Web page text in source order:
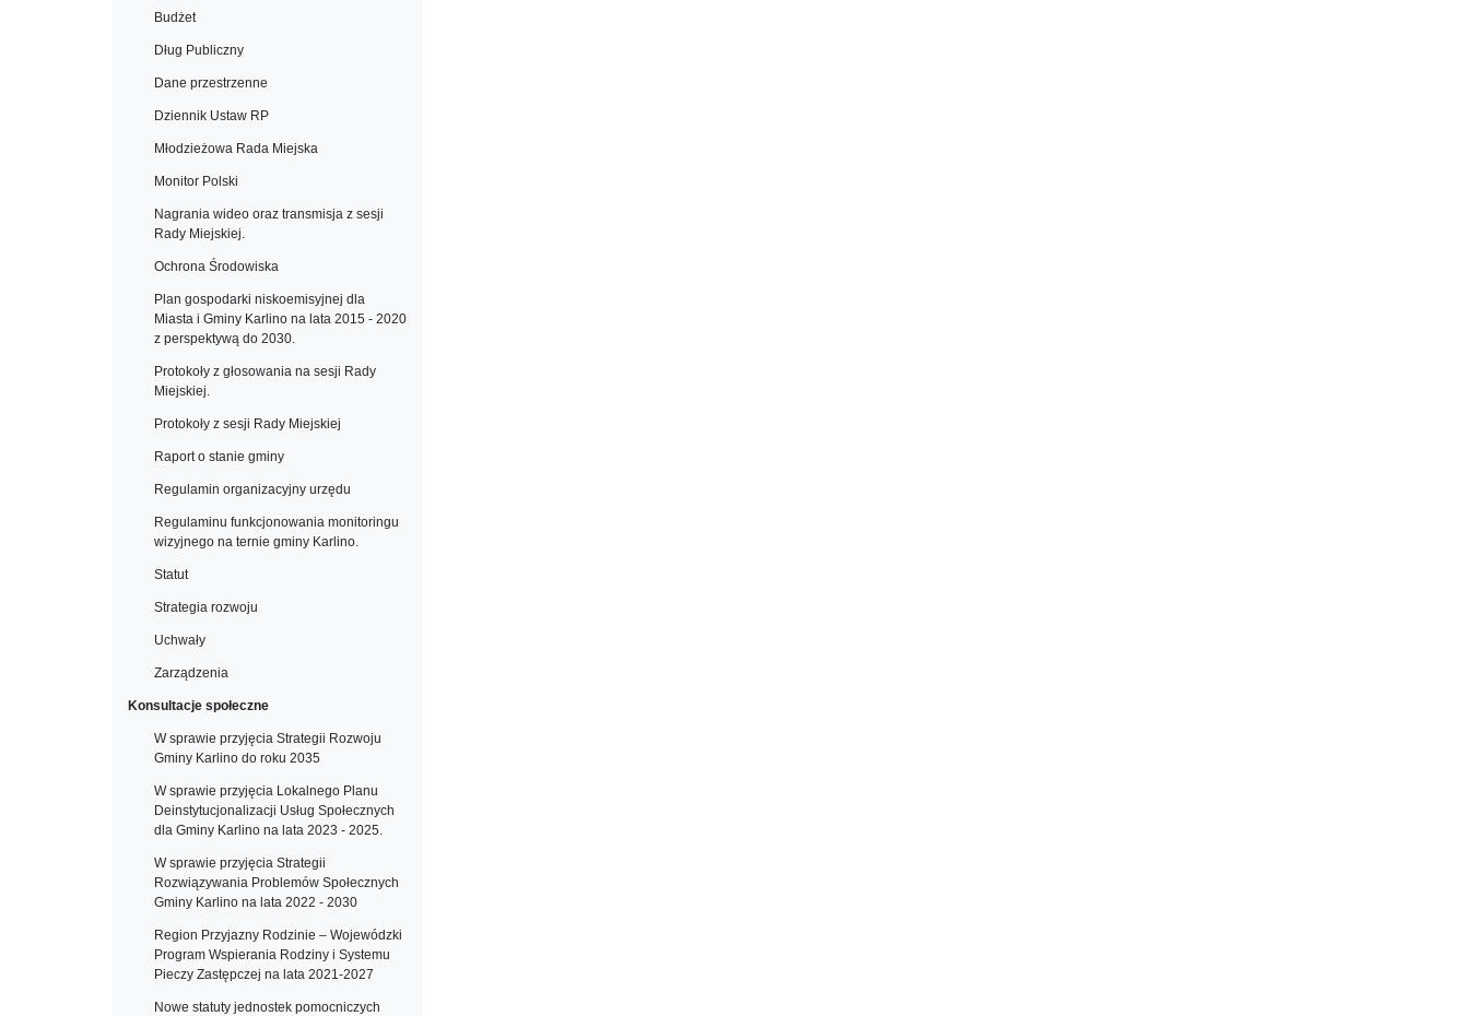
Budżet
Dług Publiczny
Dane przestrzenne
Dziennik Ustaw RP
Młodzieżowa Rada Miejska
Monitor Polski
Nagrania wideo oraz transmisja z sesji
Rady Miejskiej.
Ochrona Środowiska
Plan gospodarki niskoemisyjnej dla
Miasta i Gminy Karlino na lata 2015 - 2020
z perspektywą do 2030.
Protokoły z głosowania na sesji Rady
Miejskiej.
Protokoły z sesji Rady Miejskiej
Raport o stanie gminy
Regulamin organizacyjny urzędu
Regulaminu funkcjonowania monitoringu
wizyjnego na ternie gminy Karlino.
Statut
Strategia rozwoju
Uchwały
Zarządzenia
Konsultacje społeczne
W sprawie przyjęcia Strategii Rozwoju
Gminy Karlino do roku 2035
W sprawie przyjęcia Lokalnego Planu
Deinstytucjonalizacji Usług Społecznych
dla Gminy Karlino na lata 2023 - 2025.
W sprawie przyjęcia Strategii
Rozwiązywania Problemów Społecznych
Gminy Karlino na lata 2022 - 2030
Region Przyjazny Rodzinie – Wojewódzki
Program Wspierania Rodziny i Systemu
Pieczy Zastępczej na lata 2021-2027
Nowe statuty jednostek pomocniczych